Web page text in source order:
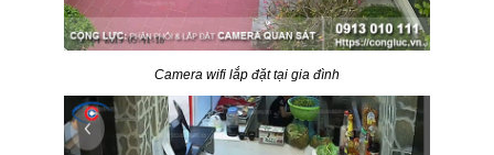
Camera wifi lắp đặt tại gia đình